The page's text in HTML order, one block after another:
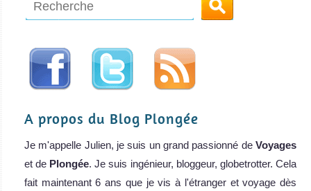
A propos du Blog Plongée
Je m'appelle Julien, je suis un grand passionné de Voyages
et de Plongée. Je suis ingénieur, bloggeur, globetrotter. Cela
fait maintenant 6 ans que je vis à l'étranger et voyage dès